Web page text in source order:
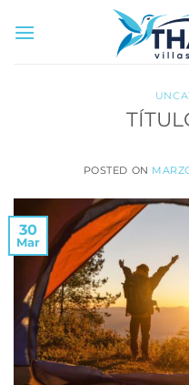
POSTED ON
30
Mar